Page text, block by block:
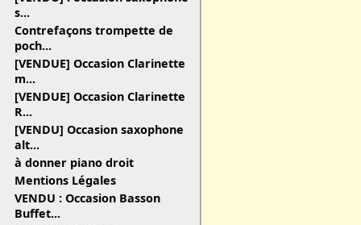
s...
Contrefaçons trompette de
poch...
[VENDUE] Occasion Clarinette
m...
[VENDUE] Occasion Clarinette
R...
[VENDU] Occasion saxophone
alt...
à donner piano droit
Mentions Légales
VENDU : Occasion Basson
Buffet...